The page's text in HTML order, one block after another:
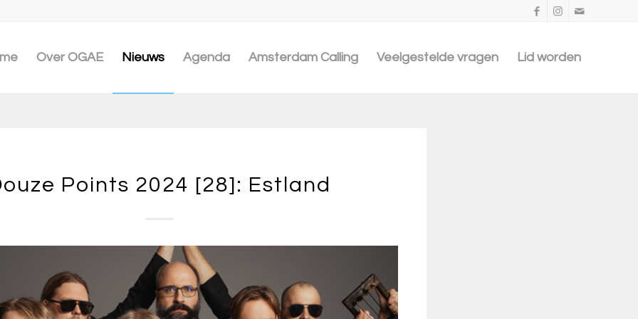
Over OGAE Nieuws Agenda Amsterdam Calling Veelgestelde vragen Lid worden
Points 2024 [28]: Estland